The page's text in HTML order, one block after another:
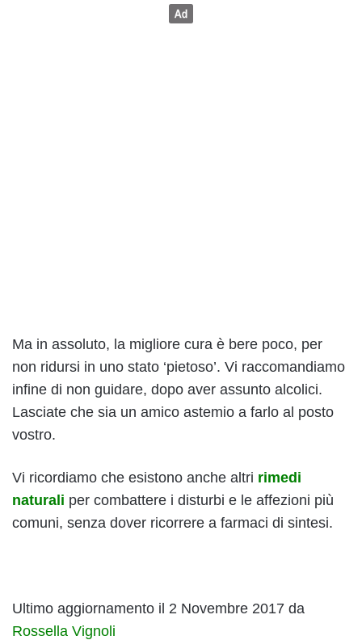
Ma in assoluto, la migliore cura è bere poco, per
non ridursi in uno stato ‘pietoso’. Vi raccomandiamo
infine di non guidare, dopo aver assunto alcolici.
Lasciate che sia un amico astemio a farlo al posto
vostro.
Vi ricordiamo che esistono anche altri rimedi
naturali per combattere i disturbi e le affezioni più
comuni, senza dover ricorrere a farmaci di sintesi.
Ultimo aggiornamento il 2 Novembre 2017 da
Rossella Vignoli